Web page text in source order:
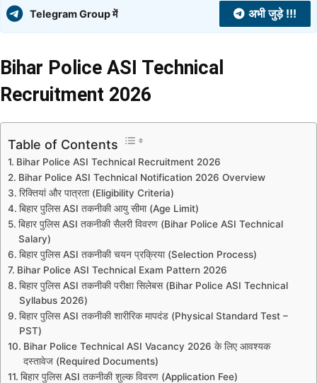
Telegram Group में अभी जुड़े !!!
Bihar Police ASI Technical
Recruitment 2026
Table of Contents
Bihar Police ASI Technical Recruitment 2026
Bihar Police ASI Technical Notification 2026 Overview
रिक्तियां और पात्रता (Eligibility Criteria)
बिहार पुलिस ASI तकनीकी आयु सीमा (Age Limit)
बिहार पुलिस ASI तकनीकी सैलरी विवरण (Bihar Police ASI Technical
Salary)
बिहार पुलिस ASI तकनीकी चयन प्रक्रिया (Selection Process)
Bihar Police ASI Technical Exam Pattern 2026
बिहार पुलिस ASI तकनीकी परीक्षा सिलेबस (Bihar Police ASI Technical
Syllabus 2026)
बिहार पुलिस ASI तकनीकी शारीरिक मापदंड (Physical Standard Test –
PST)
Bihar Police Technical ASI Vacancy 2026 के लिए आवश्यक
दस्तावेज (Required Documents)
बिहार पुलिस ASI तकनीकी शुल्क विवरण (Application Fee)